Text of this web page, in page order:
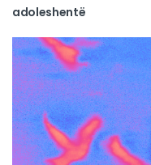
adoleshentë